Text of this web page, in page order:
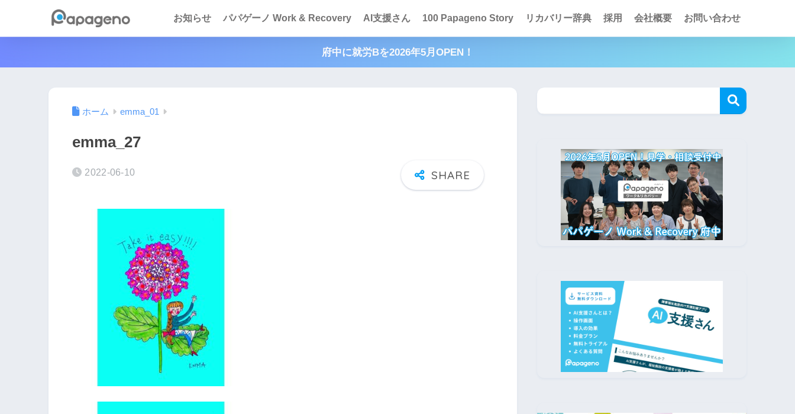
お知らせ パパゲーノ Work & Recovery AI支援さん 100 Papageno Story リカバリー辞典 採用 会社概要 お問い合わせ
府中に就労Bを2026年5月OPEN！
ホーム emma_01
emma_27
2022-06-10